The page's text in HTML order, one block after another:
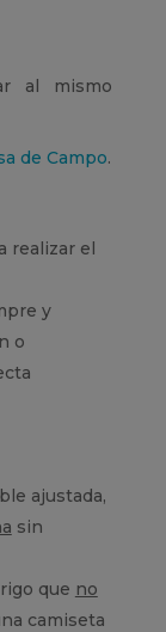
al mismo
de Campo.
realizar el
y
o
ajustada,
sin
que no
camiseta